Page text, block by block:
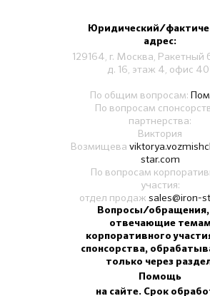
Юридический/
адрес:
129164, г. Москва, Ракетный
д. 16, этаж 4, офис
По общим вопросам:
По вопросам
партнерства:
Виктория
Возмищева
star.com
По вопросам
участия:
отдел продаж sales@iron-
Вопросы/обращения,
отвечающие
корпоративного
спонсорства,
только через
Помощь
на сайте. Срок